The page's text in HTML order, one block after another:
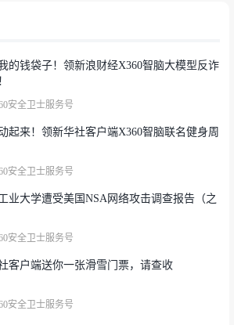
的历史时期要承担新的历史使命，
山、下海、扶助小微”。上山是指数
技高山，攻克“急难关卡”的技术创
业数字化的进程中，下数字化蓝
政府、城市和各行各业进行数字化转
大型企业的数字化鸿沟。
微企业数字化的重要性时表示，中
济的“毛细血管”，贡献了50%以上
的GDP，70%以上的技术创新成果
，企业数量占全国企业90%以上，
却并不乐观，中小微企业面临着数
的钱袋子！领新浪财经X360智脑大模型反诈
安全卫士服务号
起来！领新华社客户端X360智脑联名健身周
安全卫士服务号
业大学遭受美国NSA网络攻击调查报告（之
安全卫士服务号
客户端送你一张滑雪门票，请查收
安全卫士服务号